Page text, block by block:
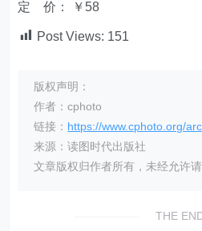
定 价： ￥58
Post Views: 151
版权声明：
作者：cphoto
链接： https://www.cphoto.org/
来源：读图时代出版社
文章版权归作者所有，未经允许请
THE